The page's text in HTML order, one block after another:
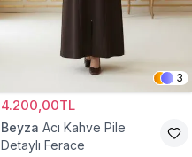
3
4.200,00TL
Beyza Acı Kahve Pile
Detaylı Ferace